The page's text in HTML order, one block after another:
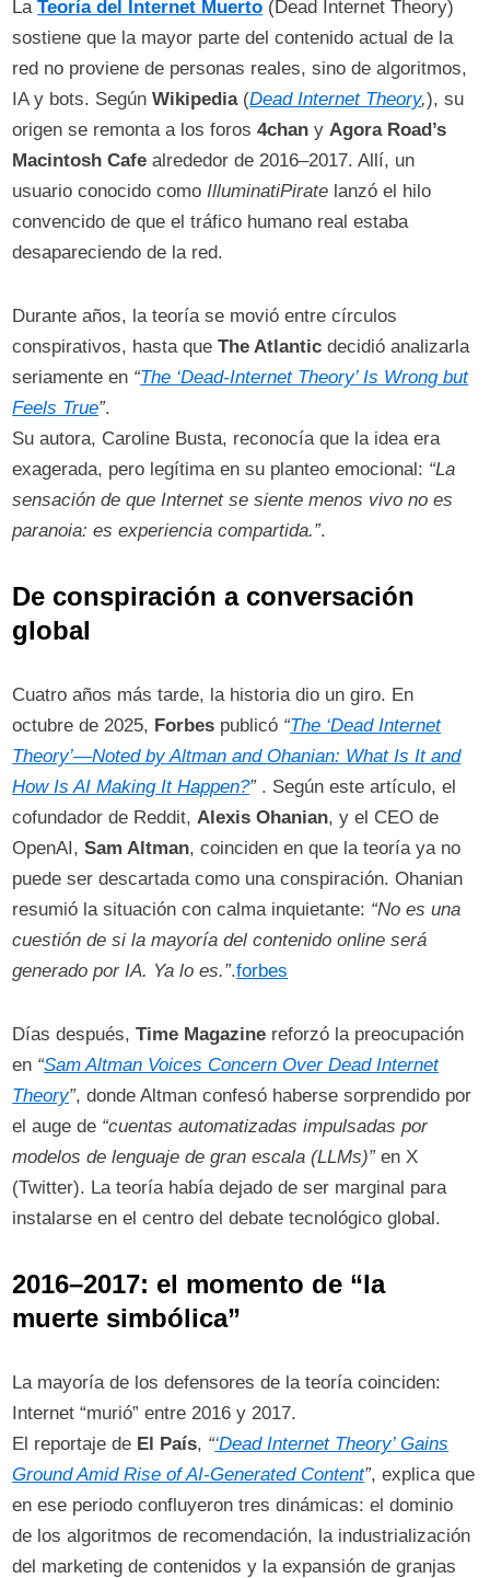
LaTeoría del Internet Muerto (Dead Internet Theory)
sostiene que la mayor parte del contenido actual de la
red no proviene de personas reales, sino de algoritmos,
IA y bots. SegúnWikipedia(Dead Internet Theory,), su
origen se remonta a los foros4chan yAgora Road’s
Macintosh Cafe alrededor de 2016–2017. Allí, un
usuario conocido comoIlluminatiPirate lanzó el hilo
convencido de que el tráfico humano real estaba
desapareciendo de la red.
Durante años, la teoría se movió entre círculos
conspirativos, hasta queThe Atlantic decidió analizarla
seriamente en “The ‘Dead-Internet Theory’ Is Wrong but
Feels True”.
Su autora, Caroline Busta, reconocía que la idea era
exagerada, pero legítima en su planteo emocional: “La
sensación de que Internet se siente menos vivo no es
paranoia: es experiencia compartida.”.
De conspiración a conversación
global
Cuatro años más tarde, la historia dio un giro. En
octubre de 2025, Forbes publicó “The ‘Dead Internet
Theory’—Noted by Altman and Ohanian: What Is It and
How Is AI Making It Happen?”. Según este artículo, el
cofundador de Reddit,Alexis Ohanian, y el CEO de
OpenAI,Sam Altman, coinciden en que la teoría ya no
puede ser descartada como una conspiración. Ohanian
resumió la situación con calma inquietante: “No es una
cuestión de si la mayoría del contenido online será
generado por IA. Ya lo es.”.forbes
Días después,Time Magazine reforzó la preocupación
en “Sam Altman Voices Concern Over Dead Internet
Theory”, donde Altman confesó haberse sorprendido por
el auge de “cuentas automatizadas impulsadas por
modelos de lenguaje de gran escala (LLMs)”en X
(Twitter). La teoría había dejado de ser marginal para
instalarse en el centro del debate tecnológico global.
2016–2017: el momento de “la
muerte simbólica”
La mayoría de los defensores de la teoría coinciden:
Internet “murió” entre 2016 y 2017.
El reportaje de El País, “‘Dead Internet Theory’ Gains
Ground Amid Rise of AI‑Generated Content”, explica que
en ese periodo confluyeron tres dinámicas: el dominio
de los algoritmos de recomendación, la industrialización
del marketing de contenidos y la expansión de granjas